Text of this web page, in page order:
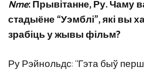
Nme: Прывітанне, Ру. Чаму
стадыёне “Уэмблі”, які вы
зрабіць у жывы фільм?
Ру Рэйнольдс: “Гэта быў